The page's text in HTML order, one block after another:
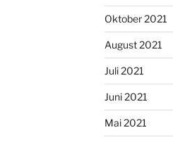
Oktober 2021
August 2021
Juli 2021
Juni 2021
Mai 2021